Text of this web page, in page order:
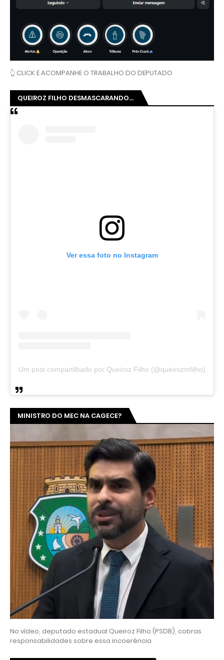
👆 CLICK E ACOMPANHE O TRABALHO DO DEPUTADO
QUEIROZ FILHO DESMASCARANDO...
Ver essa foto no Instagram
Um post compartilhado por Queiroz Filho (@queirozmfilho)
MINISTRO DO MEC NA CAGECE?
No vídeo, deputado estadual Queiroz Filho (PSDB), cobras
responsabilidades sobre essa incoerência